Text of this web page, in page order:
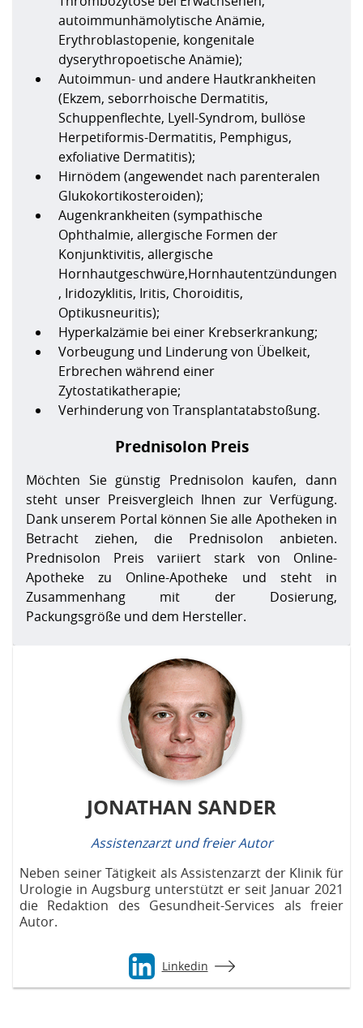
autoimmunhämolytische Anämie,
Erythroblastopenie, kongenitale
dyserythropoetische Anämie);
Autoimmun- und andere Hautkrankheiten
(Ekzem, seborrhoische Dermatitis,
Schuppenflechte, Lyell-Syndrom, bullöse
Herpetiformis-Dermatitis, Pemphigus,
exfoliative Dermatitis);
Hirnödem (angewendet nach parenteralen
Glukokortikosteroiden);
Augenkrankheiten (sympathische
Ophthalmie, allergische Formen der
Konjunktivitis, allergische
Hornhautgeschwüre,Hornhautentzündungen
, Iridozyklitis, Iritis, Choroiditis,
Optikusneuritis);
Hyperkalzämie bei einer Krebserkrankung;
Vorbeugung und Linderung von Übelkeit,
Erbrechen während einer
Zytostatikatherapie;
Verhinderung von Transplantatabstoßung.
Prednisolon Preis
Möchten Sie günstig Prednisolon kaufen, dann
steht unser Preisvergleich Ihnen zur Verfügung.
Dank unserem Portal können Sie alle Apotheken in
Betracht ziehen, die Prednisolon anbieten.
Prednisolon Preis variiert stark von Online-
Apotheke zu Online-Apotheke und steht in
Zusammenhang mit der Dosierung,
Packungsgröße und dem Hersteller.
JONATHAN SANDER
Assistenzarzt und freier Autor
Neben seiner Tätigkeit als Assistenzarzt der Klinik für
Urologie in Augsburg unterstützt er seit Januar 2021
die Redaktion des Gesundheit-Services als freier
Autor.
Linkedin